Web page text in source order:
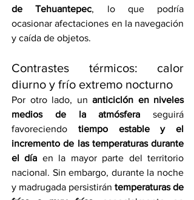
de Tehuantepec, lo que podría
ocasionar afectaciones en la navegación
y caída de objetos.
Contrastes térmicos: calor
diurno y frío extremo nocturno
Por otro lado, un anticiclón en niveles
medios de la atmósfera seguirá
favoreciendo tiempo estable y el
incremento de las temperaturas durante
el día en la mayor parte del territorio
nacional. Sin embargo, durante la noche
y madrugada persistirán temperaturas de